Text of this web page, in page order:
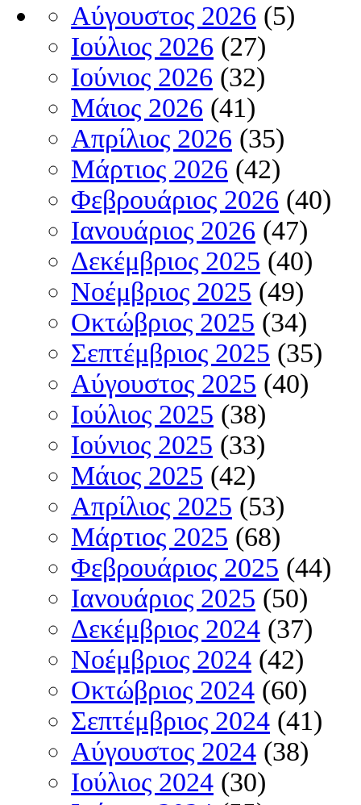
Αύγουστος 2026 (5)
Ιούλιος 2026 (27)
Ιούνιος 2026 (32)
Μάιος 2026 (41)
Απρίλιος 2026 (35)
Μάρτιος 2026 (42)
Φεβρουάριος 2026 (40)
Ιανουάριος 2026 (47)
Δεκέμβριος 2025 (40)
Νοέμβριος 2025 (49)
Οκτώβριος 2025 (34)
Σεπτέμβριος 2025 (35)
Αύγουστος 2025 (40)
Ιούλιος 2025 (38)
Ιούνιος 2025 (33)
Μάιος 2025 (42)
Απρίλιος 2025 (53)
Μάρτιος 2025 (68)
Φεβρουάριος 2025 (44)
Ιανουάριος 2025 (50)
Δεκέμβριος 2024 (37)
Νοέμβριος 2024 (42)
Οκτώβριος 2024 (60)
Σεπτέμβριος 2024 (41)
Αύγουστος 2024 (38)
Ιούλιος 2024 (30)